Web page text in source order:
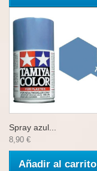
Spray azul...
8,90 €
Añadir al carrito